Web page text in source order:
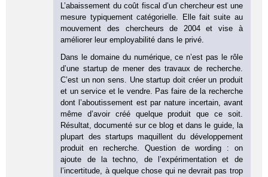
L’abaissement du coût fiscal d’un chercheur est une
mesure typiquement catégorielle. Elle fait suite au
mouvement des chercheurs de 2004 et vise à
améliorer leur employabilité dans le privé.
Dans le domaine du numérique, ce n’est pas le rôle
d’une startup de mener des travaux de recherche.
C’est un non sens. Une startup doit créer un produit
et un service et le vendre. Pas faire de la recherche
dont l’aboutissement est par nature incertain, avant
même d’avoir créé quelque produit que ce soit.
Résultat, documenté sur ce blog et dans le guide, la
plupart des startups maquillent du développement
produit en recherche. Question de wording : on
ajoute de la techno, de l’expérimentation et de
l’incertitude, à quelque chose qui ne devrait pas trop